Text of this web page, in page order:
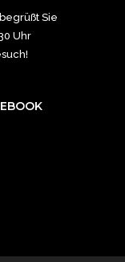
Sie
Uhr